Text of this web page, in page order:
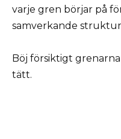
varje gren börjar på
samverkande
Böj försiktigt
tätt.